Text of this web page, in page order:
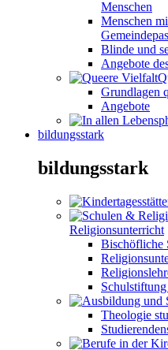
Menschen
Menschen
Blinde und
Angebote
Grundlagen
Angebote
bildungsstark
bildungsstark
Religionsunterricht
Bischöfliche
Theologie